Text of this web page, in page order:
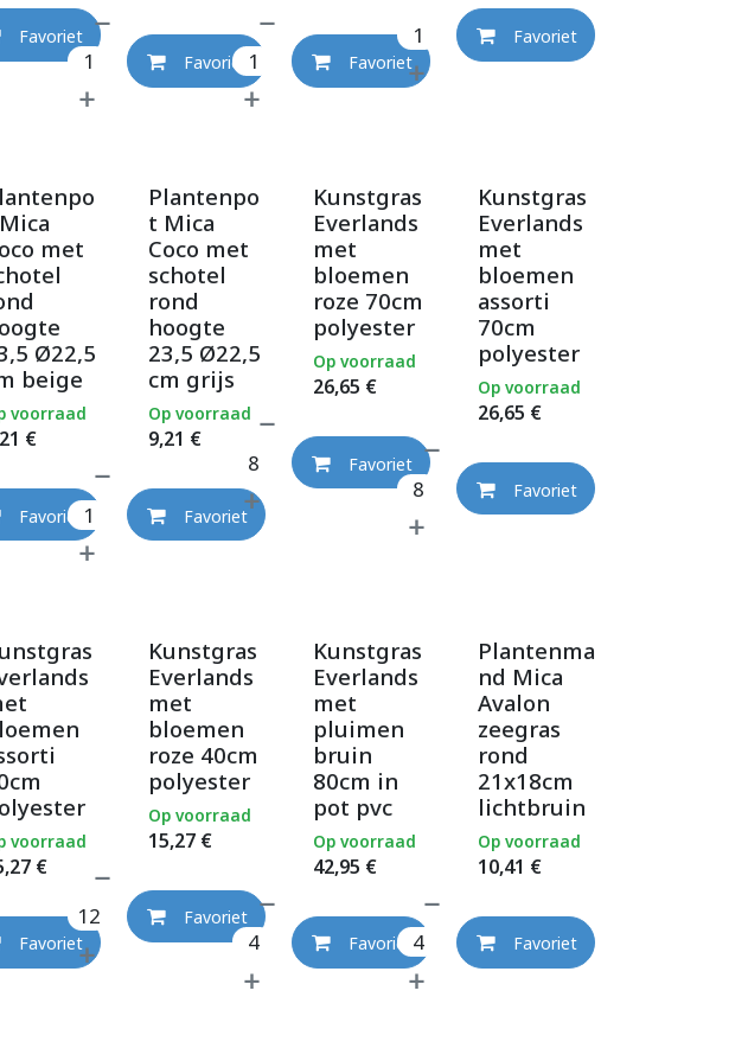
Favoriet
Favoriet Favoriet
Favoriet
met
Ø22,5
beige
€
voorraad
Favoriet
Plantenpo
t Mica
Coco met
schotel
rond
hoogte
23,5 Ø22,5
cm grijs
9,21 €
Op voorraad
Favoriet
Kunstgras
Everlands
met
bloemen
roze 70cm
polyester
26,65 €
Op voorraad
Favoriet
Kunstgras
Everlands
met
bloemen
assorti
70cm
polyester
26,65 €
Op voorraad
Favoriet
€
voorraad
Favoriet
Kunstgras
Everlands
met
bloemen
roze 40cm
polyester
15,27€
Op voorraad
Favoriet
Kunstgras
Everlands
met
pluimen
bruin
80cm in
pot pvc
42,95 €
Op voorraad
Favoriet
Plantenma
nd Mica
Avalon
zeegras
rond
21x18cm
lichtbruin
10,41 €
Op voorraad
Favoriet